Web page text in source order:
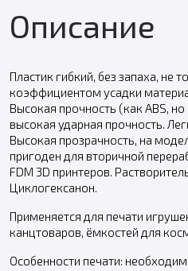
Описание
Пластик гибкий, без запаха, не
коэффициентом усадки
Высокая прочность (как ABS,
высокая ударная прочность.
Высокая прозрачность, на
пригоден для вторичной
FDM 3D принтеров.
Циклогексанон.
Применяется для печати
канцтоваров, ёмкостей для
Особенности печати: